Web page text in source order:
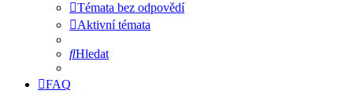
Témata bez odpovědí
Aktivní témata
Hledat
FAQ